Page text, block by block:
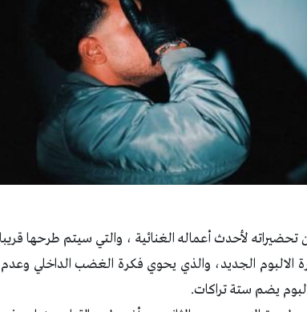
لأحدث أعماله الغنائية ، والتي سيتم طرحها
الجديد، والذي يحوي فكرة الغضب الداخلي وعدم
يضم ستة تراكات.